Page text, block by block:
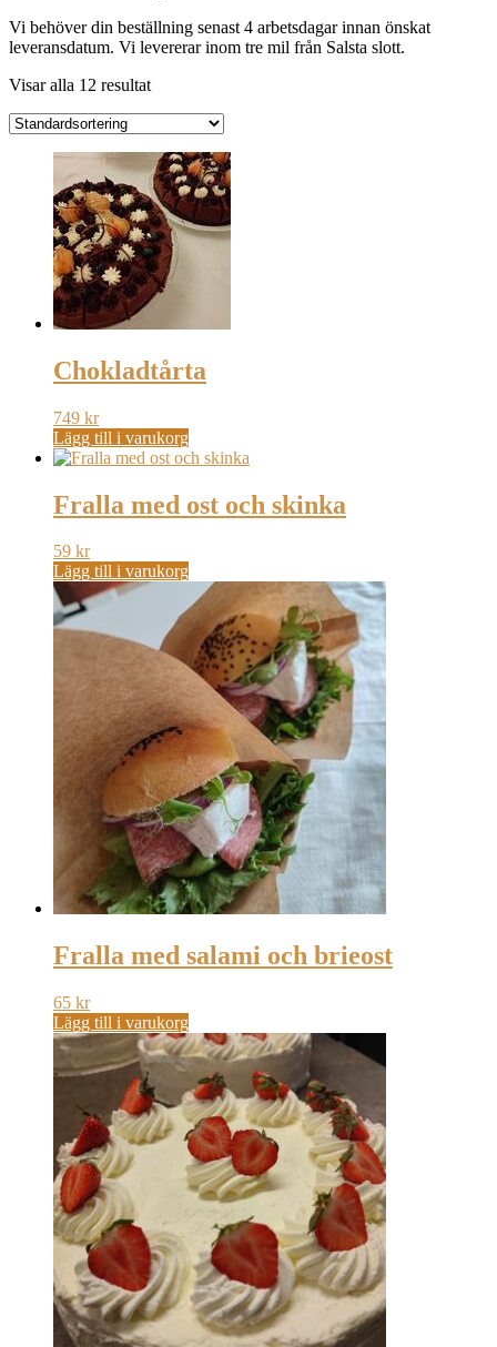
Vi behöver din beställning senast 4 arbetsdagar innan önskat
leveransdatum. Vi levererar inom tre mil från Salsta slott.
Visar alla 12 resultat
Chokladtårta
749 kr
Lägg till i varukorg
Fralla med ost och skinka
59 kr
Lägg till i varukorg
Fralla med salami och brieost
65 kr
Lägg till i varukorg